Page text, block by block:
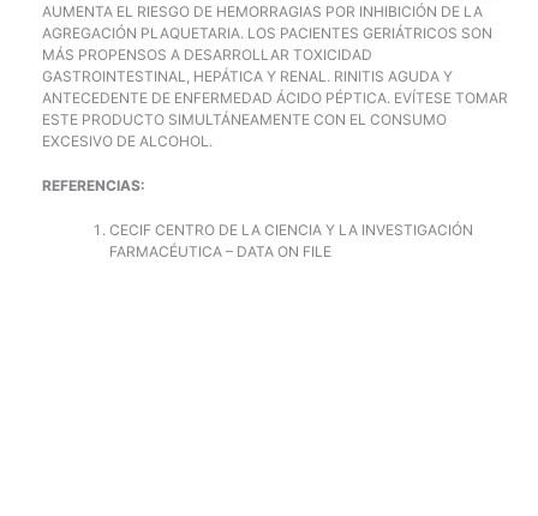
AUMENTA EL RIESGO DE HEMORRAGIAS POR INHIBICIÓN DE LA
AGREGACIÓN PLAQUETARIA. LOS PACIENTES GERIÁTRICOS SON
MÁS PROPENSOS A DESARROLLAR TOXICIDAD
GASTROINTESTINAL, HEPÁTICA Y RENAL. RINITIS AGUDA Y
ANTECEDENTE DE ENFERMEDAD ÁCIDO PÉPTICA. EVÍTESE TOMAR
ESTE PRODUCTO SIMULTÁNEAMENTE CON EL CONSUMO
EXCESIVO DE ALCOHOL.
REFERENCIAS:
CECIF CENTRO DE LA CIENCIA Y LA INVESTIGACIÓN
FARMACÉUTICA – DATA ON FILE